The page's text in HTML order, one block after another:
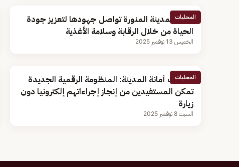
المحليات
أمانة المدينة المنورة تواصل جهودها لتعزيز جودة
الحياة من خلال الرقابة وسلامة الأغذية
الخميس 13 نوفمبر 2025
المحليات
متحدث أمانة المدينة: المنظومة الرقمية الجديدة
تمكن المستفيدين من إنجاز إجراءاتهم إلكترونيا دون
زيارة
السبت 8 نوفمبر 2025